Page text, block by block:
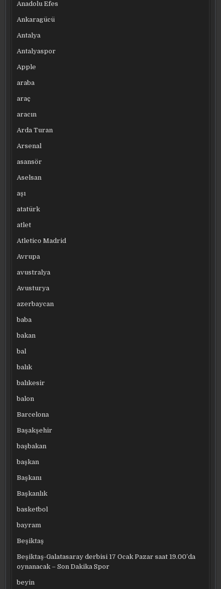
Anadolu Efes
Ankaragücü
Antalya
Antalyaspor
Apple
araba
araç
aracın
Arda Turan
Arsenal
asansör
Aselsan
aşı
atatürk
atlet
Atletico Madrid
Avrupa
avustralya
Avusturya
azerbaycan
baba
bakan
bal
balık
balıkesir
balon
Barcelona
Başakşehir
başbakan
başkan
Başkanı
Başkanlık
basketbol
bayram
Beşiktaş
Beşiktaş-Galatasaray derbisi 17 Ocak Pazar saat 19.00’da
oynanacak – Son Dakika Spor
beyin